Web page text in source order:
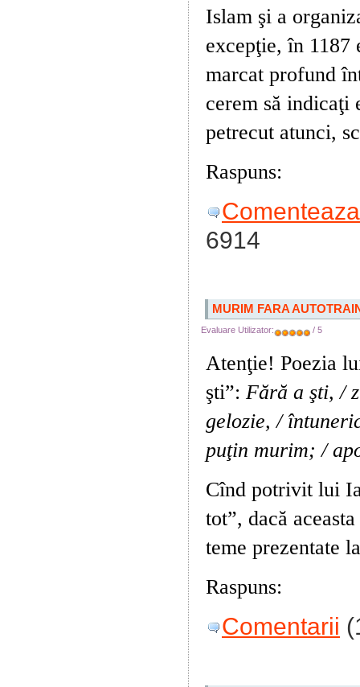
Islam şi a
excepţie, în 1187
marcat profund
cerem să indicaţi
petrecut atunci,
Raspuns:
6914
MURIM FARA
Evaluare Utilizator: / 5
Atenţie! Poezia
şti”: Fără a şti, /
gelozie, /
puţin murim; /
Cînd potrivit lui
tot”, dacă
teme prezentate
Raspuns:
Comentarii